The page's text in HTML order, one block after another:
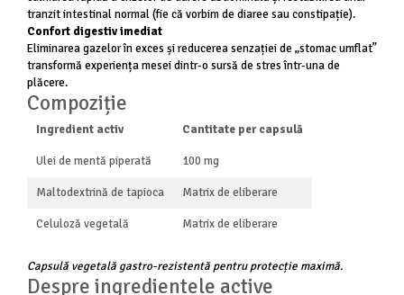
tranzit intestinal normal (fie că vorbim de diaree sau constipație).
Confort digestiv imediat
Eliminarea gazelor în exces și reducerea senzației de „stomac umflat”
transformă experiența mesei dintr-o sursă de stres într-una de
plăcere.
Compoziție
Ingredient activ Cantitate per capsulă
Ulei de mentă piperată 100 mg
Maltodextrină de tapioca Matrix de eliberare
Celuloză vegetală Matrix de eliberare
Capsulă vegetală gastro-rezistentă pentru protecție maximă.
Despre ingredientele active